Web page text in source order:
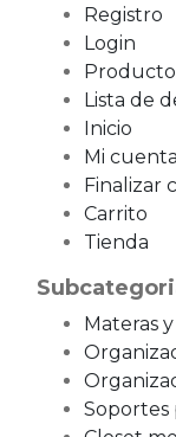
Registro
Login
Lista de
Inicio
Mi cuenta
Finalizar
Carrito
Tienda
Materas
Soportes